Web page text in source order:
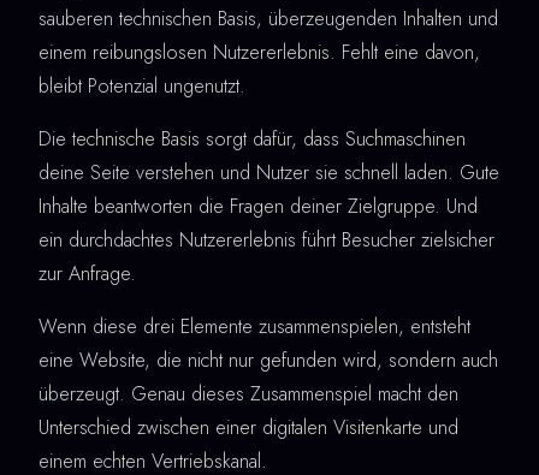
sauberen technischen Basis, überzeugenden Inhalten und
einem reibungslosen Nutzererlebnis. Fehlt eine davon,
bleibt Potenzial ungenutzt.
Die technische Basis sorgt dafür, dass Suchmaschinen
deine Seite verstehen und Nutzer sie schnell laden. Gute
Inhalte beantworten die Fragen deiner Zielgruppe. Und
ein durchdachtes Nutzererlebnis führt Besucher zielsicher
zur Anfrage.
Wenn diese drei Elemente zusammenspielen, entsteht
eine Website, die nicht nur gefunden wird, sondern auch
überzeugt. Genau dieses Zusammenspiel macht den
Unterschied zwischen einer digitalen Visitenkarte und
einem echten Vertriebskanal.